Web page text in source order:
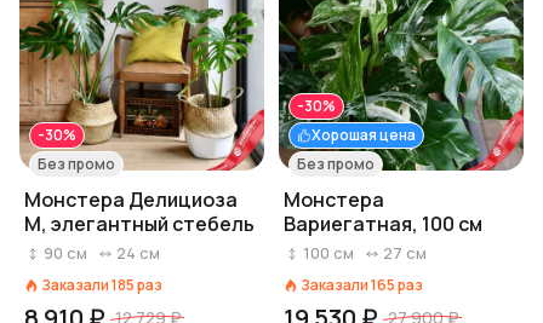
-30%
Без промо
Монстера Делициоза
М, элегантный стебель
90 см 24 см
Заказали185раз
12 729 ₽
Хорошая цена
-30%
Без промо
Монстера
Вариегатная, 100 см
100 см 27 см
Заказали165раз
27 900 ₽